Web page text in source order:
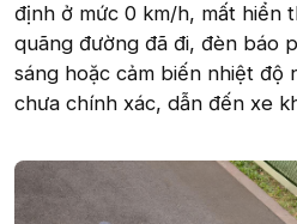
định ở mức 0 km/h, mất hiển
quãng đường đã đi, đèn báo
sáng hoặc cảm biến nhiệt độ
chưa chính xác, dẫn đến xe